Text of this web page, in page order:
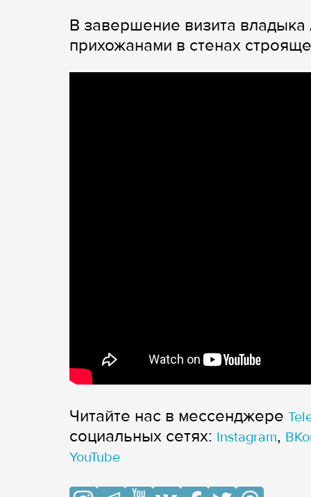
В завершение визита
прихожанами в стенах
Читайте нас в мессенджере
cоциальных сетях: Instagram,
YouTube